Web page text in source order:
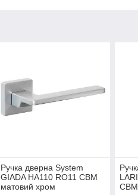
Ручка дверна System
GIADA HA110 RO11 CBM
матовий хром